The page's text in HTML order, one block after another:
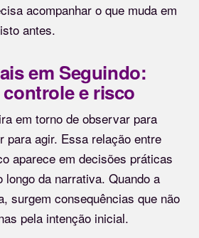
acompanhar o que muda em
antes.
em Seguindo:
e risco
em torno de observar para
para agir. Essa relação entre
aparece em decisões práticas
longo da narrativa. Quando a
surgem consequências que não
pela intenção inicial.